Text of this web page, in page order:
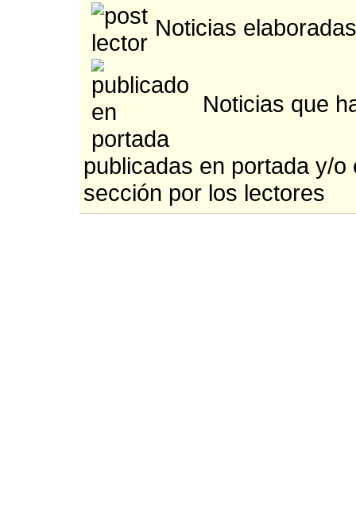
Noticias
Noticias que
publicadas en portada y/o
sección por los lectores